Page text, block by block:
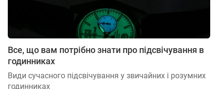
Все, що вам потрібно знати про підсвічування в
годинниках
Види сучасного підсвічування у звичайних і розумних
годинниках